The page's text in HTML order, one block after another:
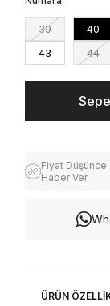
39 40
43
44
Fiyat Düşünce
Haber Ver
ÜRÜN